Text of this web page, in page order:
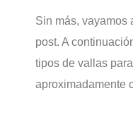
Sin más, vayamos
post. A
tipos de vallas
aproximadamente